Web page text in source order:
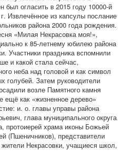
был огласить в 2015 году 10000-й
Извлечённое из капсулы послание
района 2000 года рождения.
«Милая Некрасовка моя!»,
к 85-летнему юбилею района
Участники праздника вспомнили
и какой стала сейчас,
неба над головой и как символ
голубей. Затем руководители
возле Памятного камня
ещё как «жизненное дерево»
и. о. главы управы района
глава муниципального округа
протоиерей храма иконы Божьей
(Пшеничников), представители
Некрасовки, учащиеся школ,